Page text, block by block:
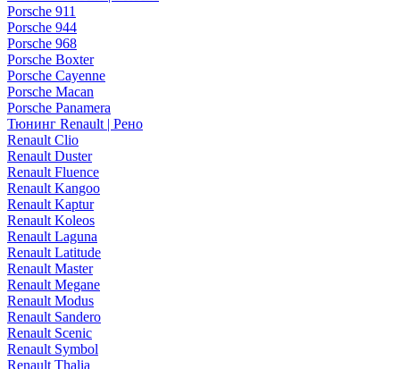
Porsche 911
Porsche 944
Porsche 968
Porsche Boxter
Porsche Cayenne
Porsche Macan
Porsche Panamera
Тюнинг Renault | Рено
Renault Clio
Renault Duster
Renault Fluence
Renault Kangoo
Renault Kaptur
Renault Koleos
Renault Laguna
Renault Latitude
Renault Master
Renault Megane
Renault Modus
Renault Sandero
Renault Scenic
Renault Symbol
Renault Thalia